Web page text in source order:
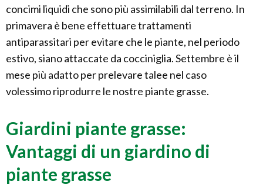
concimi liquidi che sono più assimilabili dal terreno. In
primavera è bene effettuare trattamenti
antiparassitari per evitare che le piante, nel periodo
estivo, siano attaccate da cocciniglia. Settembre è il
mese più adatto per prelevare talee nel caso
volessimo riprodurre le nostre piante grasse.
Giardini piante grasse:
Vantaggi di un giardino di
piante grasse